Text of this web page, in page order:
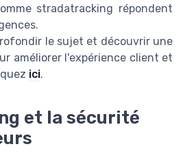
stradatracking répondent
le sujet et découvrir une
améliorer l'expérience client et
ici.
et la sécurité